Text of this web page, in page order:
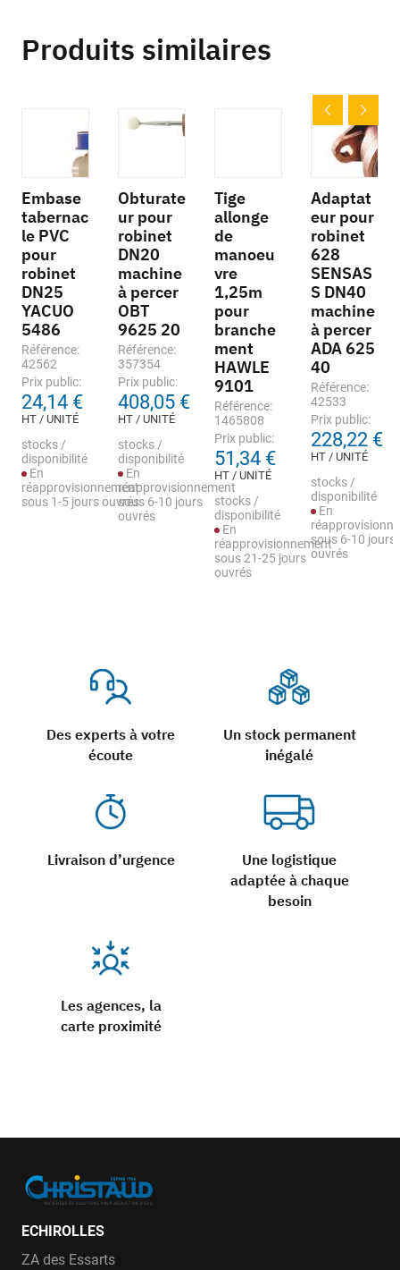
Des experts à votre
écoute
Un stock permanent
inégalé
Livraison d’urgence
Une logistique
adaptée à chaque
besoin
Les agences, la
carte proximité
Produits similaires
Embase
tabernac
le PVC
pour
robinet
DN25
YACUO
5486
Référence:
42562
Prix public:
24,14 €
HT / UNITÉ
stocks /
disponibilité
En
réapprovisionnement
sous 1-5 jours ouvrés
Obturate
ur pour
robinet
DN20
machine
à percer
OBT
9625 20
Référence:
357354
Prix public:
408,05 €
HT / UNITÉ
stocks /
disponibilité
En
réapprovisionnement
sous 6-10 jours
ouvrés
Tige
allonge
de
manoeu
vre
1,25m
pour
branche
ment
HAWLE
9101
Référence:
1465808
Prix public:
51,34 €
HT / UNITÉ
stocks /
disponibilité
En
réapprovisionnement
sous 21-25 jours
ouvrés
Adaptat
eur pour
robinet
628
SENSAS
S DN40
machine
à percer
ADA 625
40
Référence:
42533
Prix public:
228,22 €
HT / UNITÉ
stocks /
disponibilité
En
sous 6-10 jours
ouvrés
ECHIROLLES
ZA des Essarts